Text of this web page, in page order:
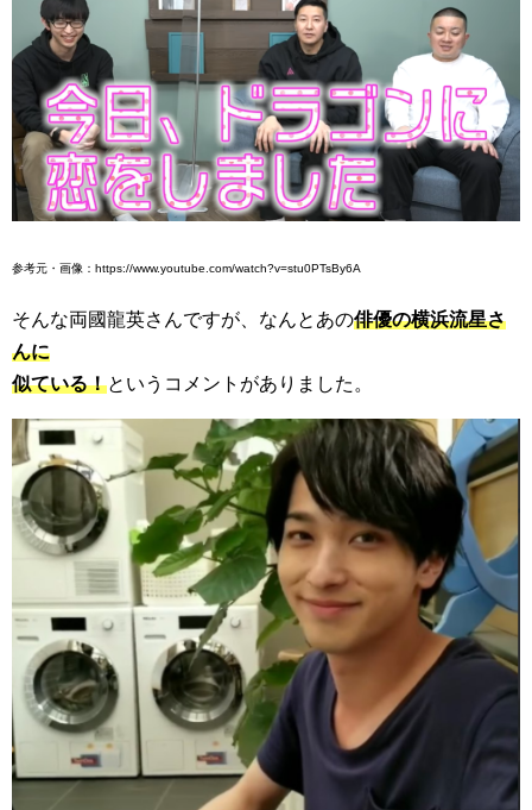
参考元・画像：https://www.youtube.com/watch?v=stu0PTsBy6A
そんな両國龍英さんですが、なんとあの俳優の横浜流星さ
んに
似ている！というコメントがありました。